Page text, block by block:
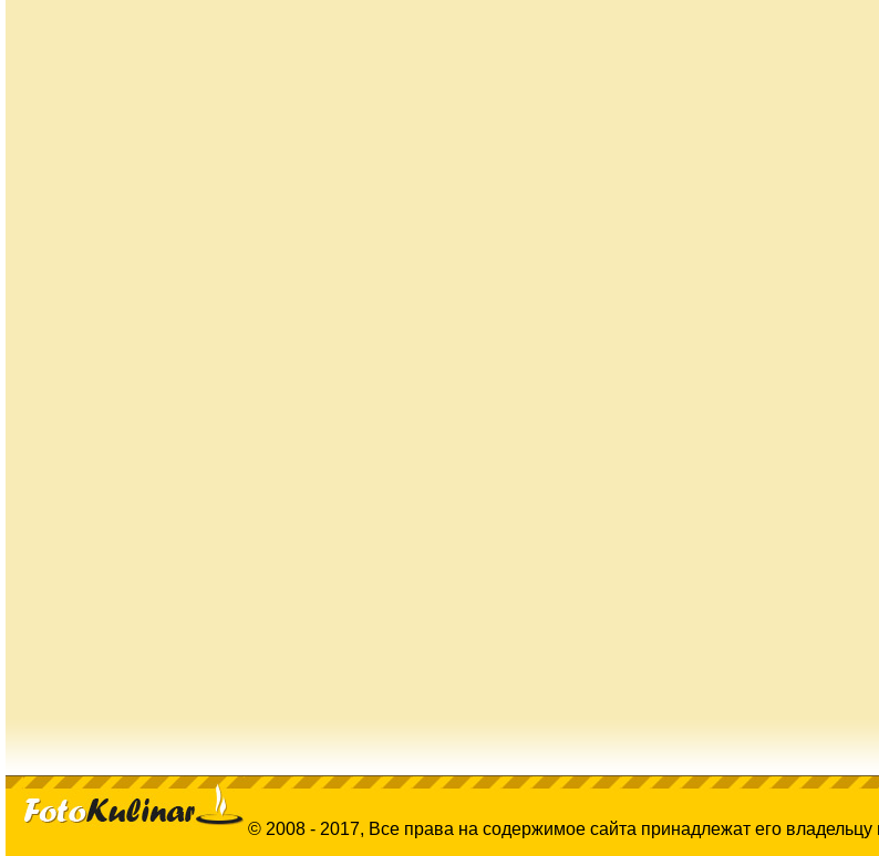
© 2008 - 2017, Все права на содержимое сайта принадлежат его владельцу